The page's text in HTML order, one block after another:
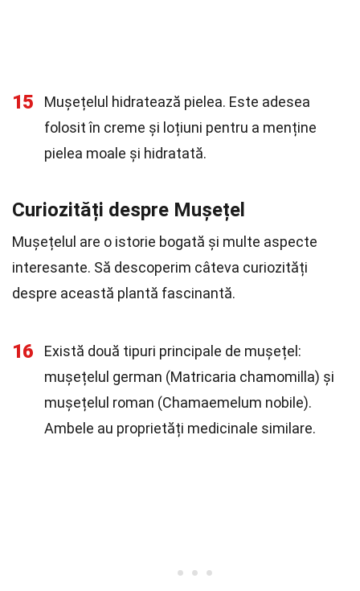
15
Mușețelul hidratează pielea. Este adesea
folosit în creme și loțiuni pentru a menține
pielea moale și hidratată.
Curiozități despre Mușețel
Mușețelul are o istorie bogată și multe aspecte
interesante. Să descoperim câteva curiozități
despre această plantă fascinantă.
16
Există două tipuri principale de mușețel:
mușețelul german (Matricaria chamomilla) și
mușețelul roman (Chamaemelum nobile).
Ambele au proprietăți medicinale similare.